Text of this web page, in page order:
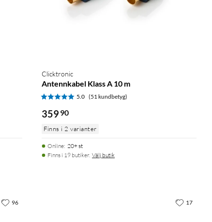
Clicktronic
Antennkabel Klass A 10 m
5.0 (51 kundbetyg)
359 90
Finns i 2 varianter
Online: 20+ st
Finns i 19 butiker. Välj butik
96 17